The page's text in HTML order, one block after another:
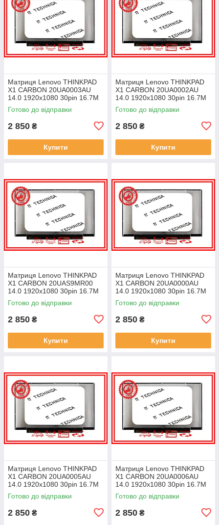
Матриця Lenovo THINKPAD
X1 CARBON 20UA0003AU
14.0 1920x1080 30pin 16.7M
45% NTSC 300 cd/m² для
ноутбука
Готово до відправки
2 850 ₴
Купити
Матриця Lenovo THINKPAD
X1 CARBON 20UA0002AU
14.0 1920x1080 30pin 16.7M
45% NTSC 300 cd/m² для
ноутбука
Готово до відправки
2 850 ₴
Купити
Матриця Lenovo THINKPAD
X1 CARBON 20UAS9MR00
14.0 1920x1080 30pin 16.7M
45% NTSC 300 cd/m² для
ноутбука
Готово до відправки
2 850 ₴
Купити
Матриця Lenovo THINKPAD
X1 CARBON 20UA0000AU
14.0 1920x1080 30pin 16.7M
45% NTSC 300 cd/m² для
ноутбука
Готово до відправки
2 850 ₴
Купити
Матриця Lenovo THINKPAD
X1 CARBON 20UA0005AU
14.0 1920x1080 30pin 16.7M
45% NTSC 300 cd/m² для
ноутбука
Готово до відправки
2 850 ₴
Матриця Lenovo THINKPAD
X1 CARBON 20UA0006AU
14.0 1920x1080 30pin 16.7M
45% NTSC 300 cd/m² для
ноутбука
Готово до відправки
2 850 ₴